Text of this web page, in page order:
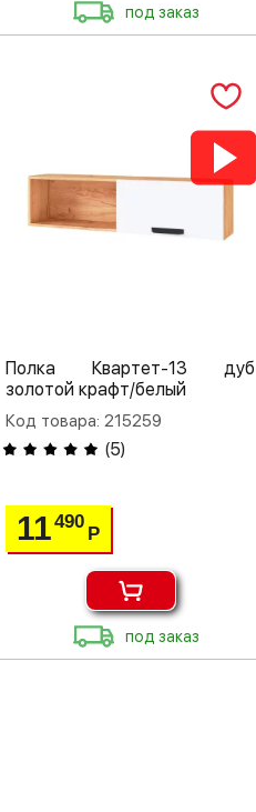
под заказ
Полка Квартет-13 дуб
золотой крафт/белый
Код товара: 215259
(5)
11490
Р
под заказ